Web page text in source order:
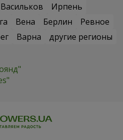
Васильков
Ирпень
Вена Берлин
Ревное
Варна
другие регионы